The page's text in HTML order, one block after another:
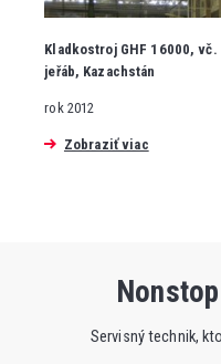
Kladkostroj GHF 16000,
jeřáb, Kazachstán
rok 2012
Zobraziť viac
Servisný technik,